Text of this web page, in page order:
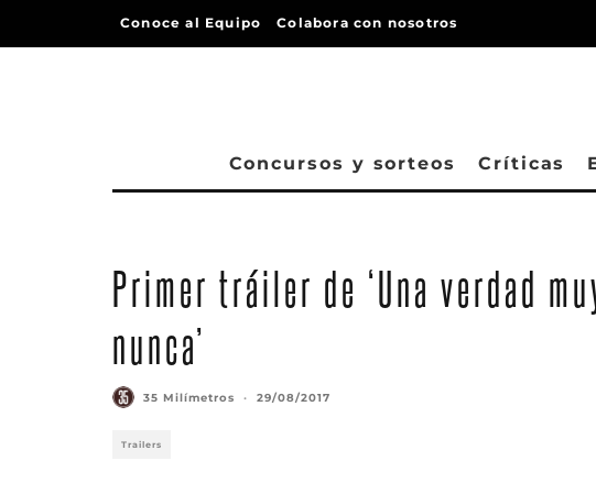
Conoce al Equipo Colabora con nosotros
Concursos y sorteos Críticas
Primer tráiler de ‘Una verdad
nunca’
35 Milímetros · 29/08/2017
Trailers